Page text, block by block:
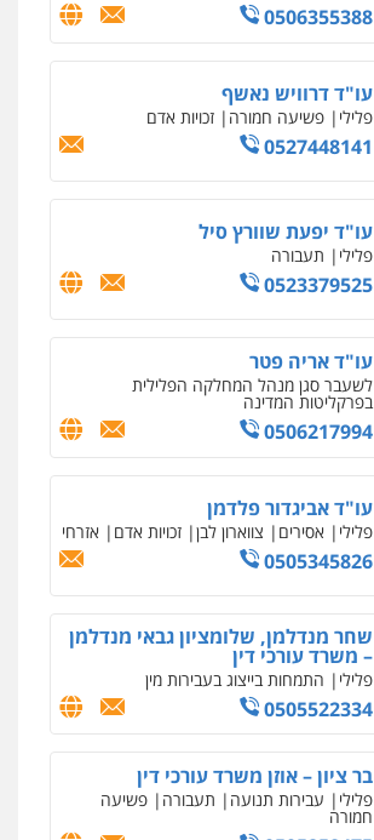
0506355388
עו"ד דרוויש נאשף
פלילי פשיעה חמורה זכויות אדם
0527448141
עו"ד יפעת שוורץ סיל
פלילי תעבורה
0523379525
עו"ד אריה פטר
לשעבר סגן מנהל המחלקה הפלילית
בפרקליטות המדינה
0506217994
עו"ד אביגדור פלדמן
פלילי אסירים צווארון לבן זכויות אדם אזרחי
0505345826
שחר מנדלמן, שלומציון גבאי מנדלמן
– משרד עורכי דין
פלילי התמחות בייצוג בעבירות מין
0505522334
בר ציון – אוזן משרד עורכי דין
פלילי עבירות תנועה תעבורה פשיעה
חמורה
רונן הלל – מוניטין
מחיקת כתבות מגוגל ודחיקת אזכורים
0522508109
אחסון אתרים
מהירות הגנה גיבוי תמיכה שירותים
מרכז התחלה חדשה
אסירים עבירות מין שירותים מקצועיים
לעורכי דין
0544500346
מאיה בלום, עו"ס, טיפול ושיקום
טיפול בהתמכרויות שירותים מקצועיים
0504062539
עו"ד ד"ר אבי שקד
עבירות כלכליות הלבנת הון חילוטים
עבירות פליליות
0544385337
איתי חקירות – שירותים לעורכי דין
חקירות פרטיות חקירות כלכליות חקירות
אישות
איתורים
0537865001